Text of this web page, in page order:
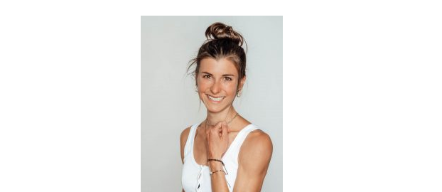
ICONS
SIDEBAR